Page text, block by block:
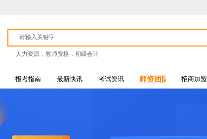
人力资源，教师资格，初级会计
报考指南 最新快讯 考试资讯 师资团队 招商加盟